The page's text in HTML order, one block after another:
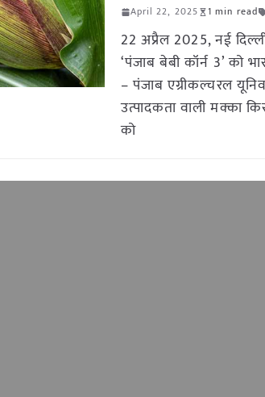
April 22, 2025 1 min read
22 अप्रैल 2025, नई
‘पंजाब बेबी कॉर्न 3’ को
– पंजाब एग्रीकल्चरल
उत्पादकता वाली मक्का
को